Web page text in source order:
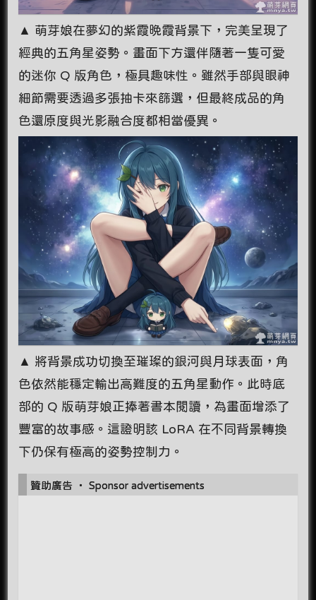
▲ 萌芽娘在夢幻的紫霞晚霞背景下，完美呈現了
經典的五角星姿勢。畫面下方還伴隨著一隻可愛
的迷你 Q 版角色，極具趣味性。雖然手部與眼神
細節需要透過多張抽卡來篩選，但最終成品的角
色還原度與光影融合度都相當優異。
▲ 將背景成功切換至璀璨的銀河與月球表面，角
色依然能穩定輸出高難度的五角星動作。此時底
部的 Q 版萌芽娘正捧著書本閱讀，為畫面增添了
豐富的故事感。這證明該 LoRA 在不同背景轉換
下仍保有極高的姿勢控制力。
贊助廣告 ‧ Sponsor advertisements